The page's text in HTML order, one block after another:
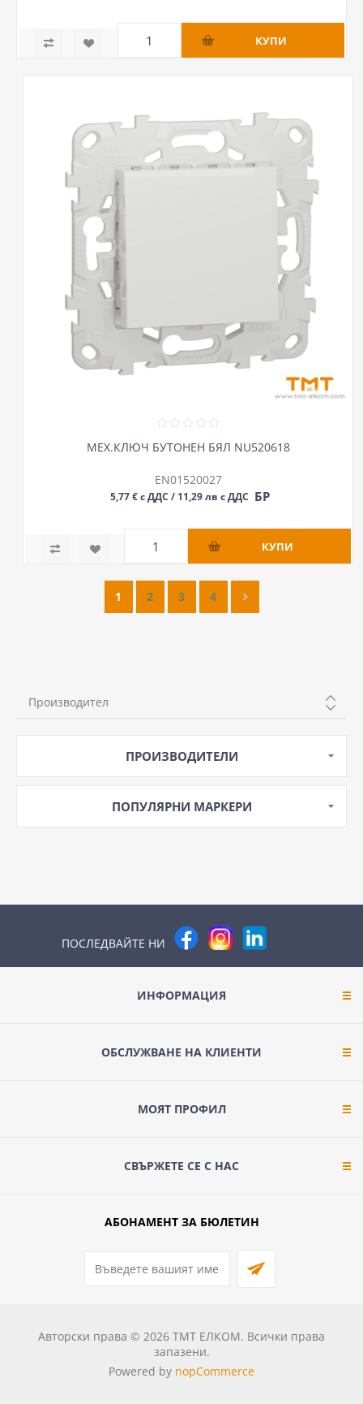
МЕХ.КЛЮЧ БУТОНЕН БЯЛ NU520618
EN01520027
5,77 € с ДДС / 11,29 лв с ДДС БР
1 2 3 4
Производител
ПРОИЗВОДИТЕЛИ
ПОПУЛЯРНИ МАРКЕРИ
ПОСЛЕДВАЙТЕ НИ
ИНФОРМАЦИЯ
ОБСЛУЖВАНЕ НА КЛИЕНТИ
МОЯТ ПРОФИЛ
СВЪРЖЕТЕ СЕ С НАС
АБОНАМЕНТ ЗА БЮЛЕТИН
Авторски права © 2026 ТМТ ЕЛКОМ. Всички права
запазени.
Powered by nopCommerce